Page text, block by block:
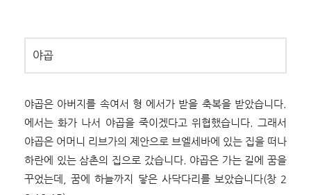
야곱
야곱은 아버지를 속여서 형 에서가 받을 축복을 받았습니다.
에서는 화가 나서 야곱을 죽이겠다고 위협했습니다. 그래서
야곱은 어머니 리브가의 제안으로 브엘세바에 있는 집을 떠나
하란에 있는 삼촌의 집으로 갔습니다. 야곱은 가는 길에 꿈을
꾸었는데, 꿈에 하늘까지 닿은 사닥다리를 보았습니다(창 2